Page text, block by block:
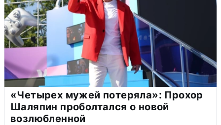
«Четырех мужей потеряла»: Прохор
Шаляпин проболтался о новой
возлюбленной